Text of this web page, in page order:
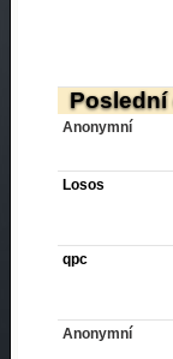
Anonymní
Losos
qpc
Anonymní